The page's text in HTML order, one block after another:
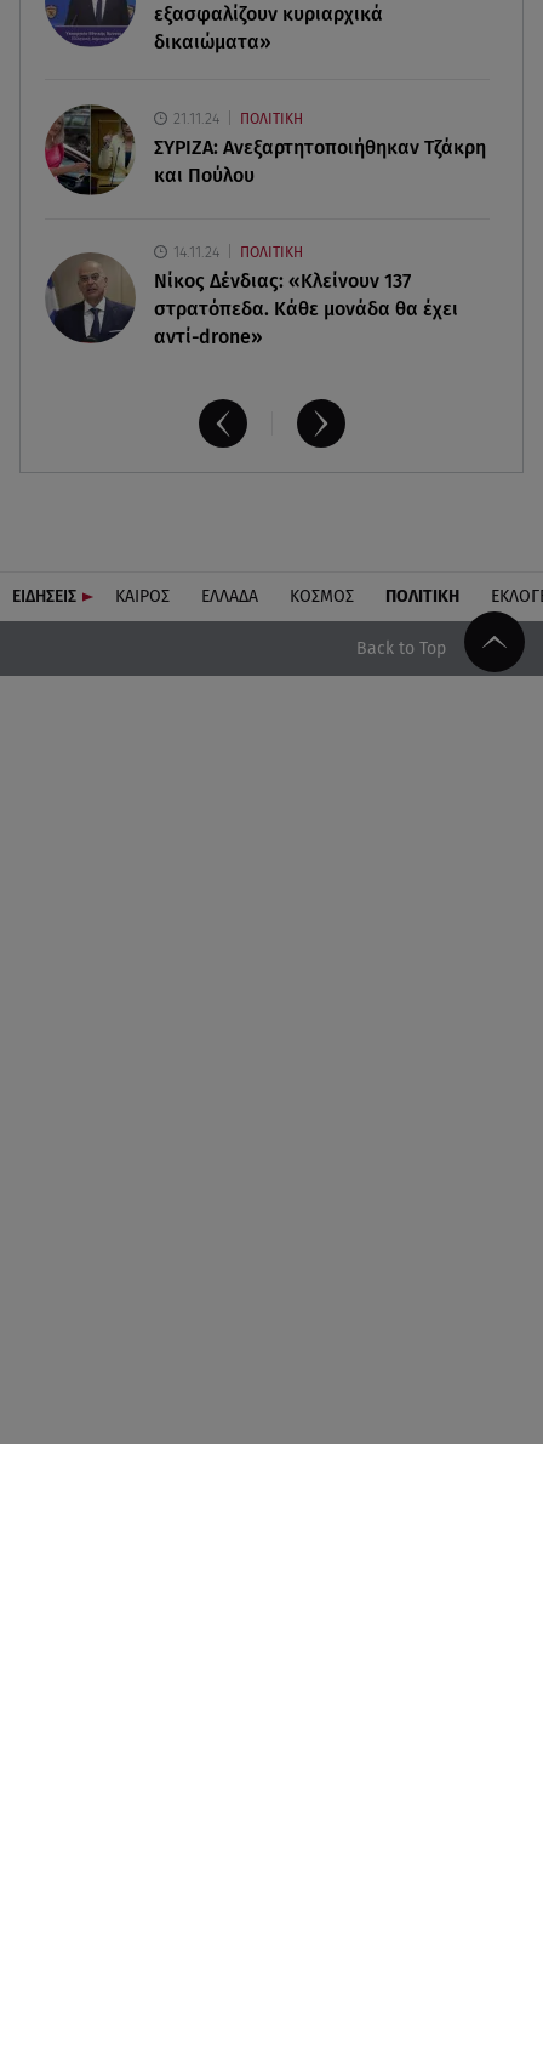
Νεκρή μεγαλόσωμη αρκούδα στην Καστοριά,
πιθανόν από πυροβολισμό
Τζο Μπάιντεν: Ο καρκίνος έχει εξαπλωθεί - Η
ανακοίνωση του γιου του
εξασφαλίζουν κυριαρχικά
δικαιώματα»
21.11.24 ΠΟΛΙΤΙΚΗ
ΣΥΡΙΖΑ: Ανεξαρτητοποιήθηκαν Τζάκρη
και Πούλου
14.11.24 ΠΟΛΙΤΙΚΗ
Νίκος Δένδιας: «Κλείνουν 137
στρατόπεδα. Kάθε μονάδα θα έχει
αντί-drone»
ΕΙΔΗΣΕΙΣ ΚΑΙΡΟΣ ΕΛΛΑΔΑ ΚΟΣΜΟΣ ΠΟΛΙΤΙΚΗ
Back to Top